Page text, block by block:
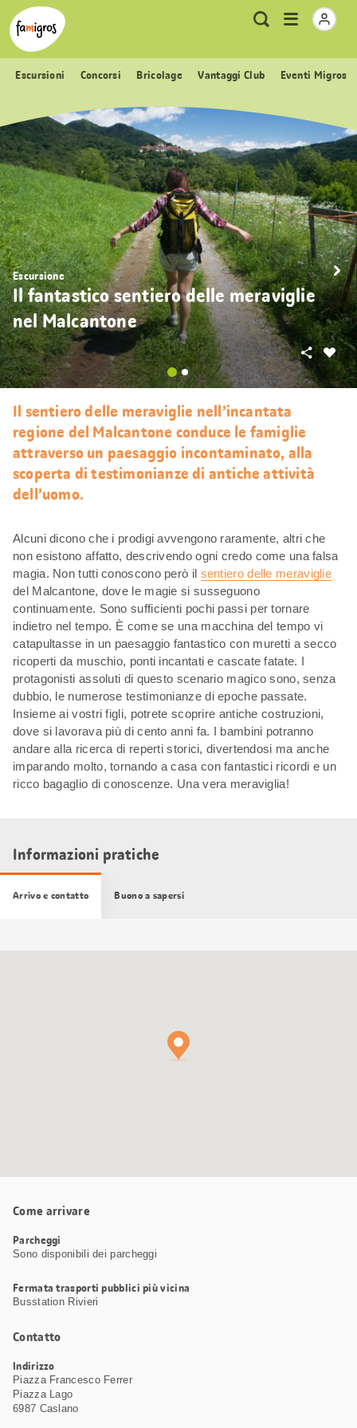
Navigazione
segnalibri
Header
Logo Metanavigazione
Ricerca
Apri
menu
Escursioni Concorsi Bricolage Vantaggi Club Eventi Migros
Escursione
Il fantastico sentiero delle meraviglie
nel Malcantone
Mi
piace
Condividi
Il sentiero delle meraviglie nell’incantata
regione del Malcantone conduce le famiglie
attraverso un paesaggio incontaminato, alla
scoperta di testimonianze di antiche attività
dell’uomo.
Alcuni dicono che i prodigi avvengono raramente, altri che
non esistono affatto, descrivendo ogni credo come una falsa
magia. Non tutti conoscono però il sentiero delle meraviglie
del Malcantone, dove le magie si susseguono
continuamente. Sono sufficienti pochi passi per tornare
indietro nel tempo. È come se una macchina del tempo vi
catapultasse in un paesaggio fantastico con muretti a secco
ricoperti da muschio, ponti incantati e cascate fatate. I
protagonisti assoluti di questo scenario magico sono, senza
dubbio, le numerose testimonianze di epoche passate.
Insieme ai vostri figli, potrete scoprire antiche costruzioni,
dove si lavorava più di cento anni fa. I bambini potranno
andare alla ricerca di reperti storici, divertendosi ma anche
imparando molto, tornando a casa con fantastici ricordi e un
ricco bagaglio di conoscenze. Una vera meraviglia!
Informazioni pratiche
Arrivo e contatto Buono a sapersi
Come arrivare
Parcheggi
Sono disponibili dei parcheggi
Fermata trasporti pubblici più vicina
Busstation Rivieri
Contatto
Indirizzo
Piazza Francesco Ferrer
Piazza Lago
6987 Caslano